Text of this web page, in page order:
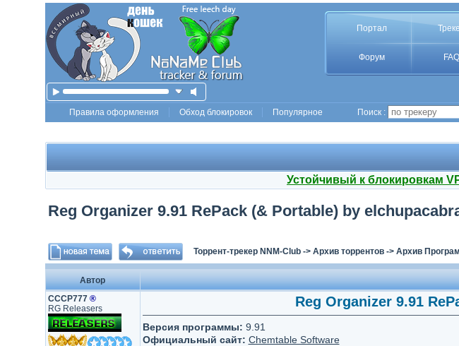
Портал
Форум FAQ
Правила оформления Обход блокировок Популярное Поиск :
Устойчивый к блокировкам
Reg Organizer 9.91 RePack (& Portable) by
Торрент-трекер NNM-Club-> Архив торрентов-> Архив
Автор
СССР777 ®
RG Releasers
Reg Organizer 9.91
Версия программы: 9.91
Официальный сайт: Chemtable Software